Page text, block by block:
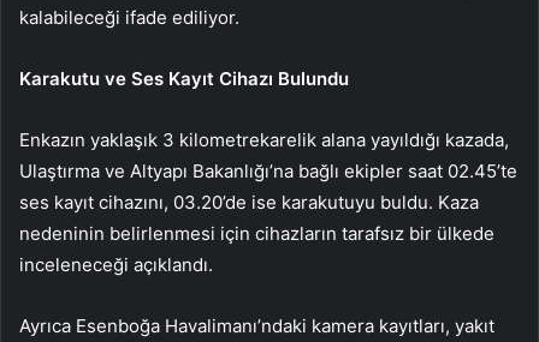
kalabileceği ifade ediliyor.
Karakutu ve Ses Kayıt Cihazı Bulundu
Enkazın yaklaşık 3 kilometrekarelik alana yayıldığı kazada,
Ulaştırma ve Altyapı Bakanlığı’na bağlı ekipler saat 02.45’te
ses kayıt cihazını, 03.20’de ise karakutuyu buldu. Kaza
nedeninin belirlenmesi için cihazların tarafsız bir ülkede
inceleneceği açıklandı.
Ayrıca Esenboğa Havalimanı’ndaki kamera kayıtları, yakıt